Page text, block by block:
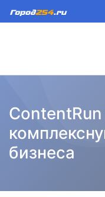
бизнеса